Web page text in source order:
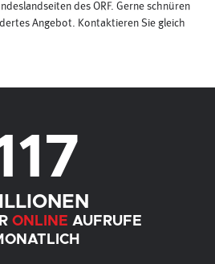
des ORF. Gerne schnüren
Angebot. Kontaktieren Sie gleich
ONLINE AUFRUFE